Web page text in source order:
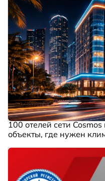
100 отелей сети
объекты, где нужен